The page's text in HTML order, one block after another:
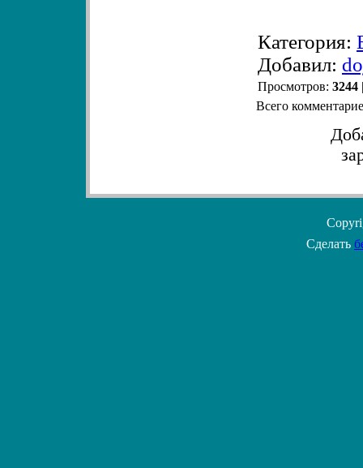
Категория:
Добавил:
Просмотров: 3244
Всего
Сделать